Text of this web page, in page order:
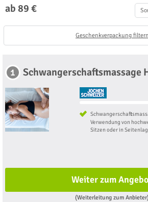
ab 89 €
Geschenkverpackung
1 Schwangerschaftsmassage
Verwendung von
Sitzen oder in
Weiter zum
(Weiterleitung zum